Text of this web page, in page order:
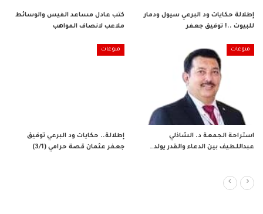
إعلام المقاومة الشعبية بولاية
الجزيرة… رسالة هادفة في…
مقامات الأوابين عوض الخليفة
منوعات
أفق ثقافي توفيق جعفر قراءة ومقارنة
في مشروع د. منصور خالد…
مبادرات
*السودان وتحديات الوجود (3)*
*”هندسة الانهيار:…